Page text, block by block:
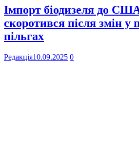
Імпорт біодизеля до
скоротився після змін у
пільгах
Редакція10.09.2025 0